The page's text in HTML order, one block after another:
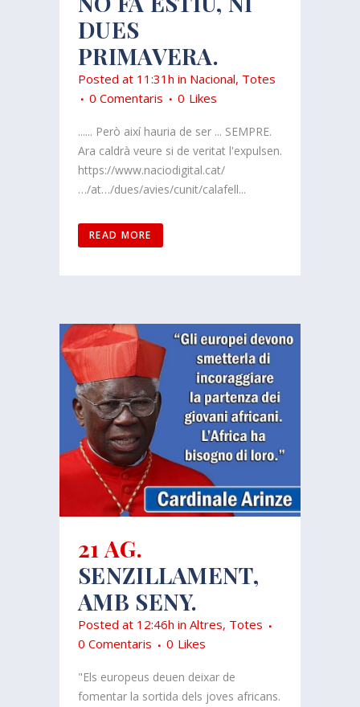
DUES
PRIMAVERA.
Posted at 11:31h in Nacional, Totes
0 Comentaris
0 Likes
...... Però així hauria de ser ... SEMPRE.
Ara caldrà veure si de veritat l'expulsen.
https://www.naciodigital.cat/
…/at…/dues/avies/cunit/calafell...
READ MORE
21 AG.
SENZILLAMENT,
AMB SENY.
Posted at 12:46h in Altres, Totes
0 Comentaris
0 Likes
"Els europeus deuen deixar de
fomentar la sortida dels joves africans.